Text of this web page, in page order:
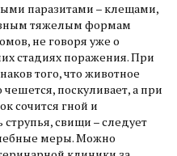
паразитами – клещами,
тяжелым формам
не говоря уже о
стадиях поражения. При
того, что животное
поскуливает, а при
сочится гной и
свищи – следует
меры. Можно